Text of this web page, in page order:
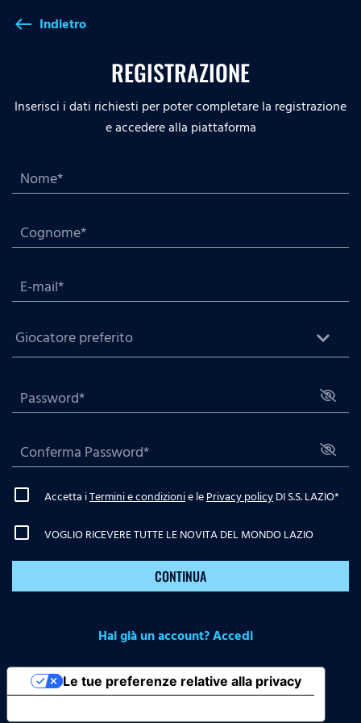
west Indietro
REGISTRAZIONE
Inserisci i dati richiesti per poter completare la registrazione
e accedere alla piattaforma
Accetta iTermini e condizionie lePrivacy policyDI S.S. LAZIO*
VOGLIO RICEVERE TUTTE LE NOVITA DEL MONDO LAZIO
CONTINUA
Hai già un account? Accedi
Le tue preferenze relative alla privacy